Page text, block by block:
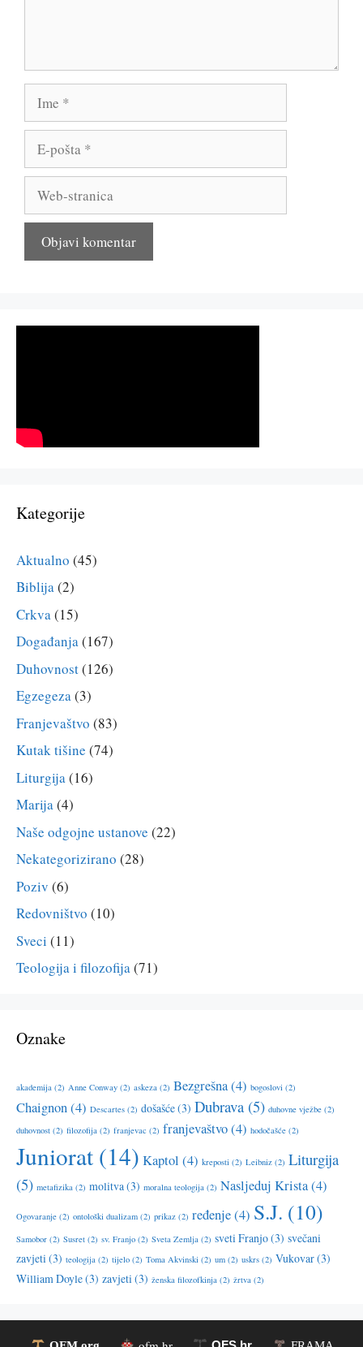
pošta
stranica
Kategorije
Aktualno (45)
Biblija(2)
Crkva(15)
Događanja(167)
Duhovnost(126)
Egzegeza(3)
Franjevaštvo (83)
Kutak tišine (74)
Liturgija(16)
Marija(4)
Naše odgojne ustanove (22)
Nekategorizirano (28)
Poziv (6)
Redovništvo (10)
Sveci (11)
Teologija i filozofija(71)
Oznake
akademija (2) Anne Conway (2) askeza (2) Bezgrešna(4) bogoslovi (2)
Chaignon(4) Descartes (2) došašće(3) Dubrava (5) duhovne vježbe (2)
duhovnost (2) filozofija (2) franjevac (2) franjevaštvo(4) hodočašće (2)
Juniorat (14) Kaptol (4) kreposti (2) Leibniz (2) Liturgija
(5) metafizika (2) molitva(3) moralna teologija (2) Nasljeduj Krista(4)
Ogovaranje (2) ontološki dualizam (2) prikaz (2) ređenje(4) S.J. (10)
Samobor (2) Susret (2) sv. Franjo (2) Sveta Zemlja (2) sveti Franjo(3) svečani
zavjeti(3) teologija (2) tijelo (2) Toma Akvinski (2) um (2) uskrs (2) Vukovar(3)
William Doyle(3) zavjeti(3) ženska filozofkinja (2) žrtva (2)